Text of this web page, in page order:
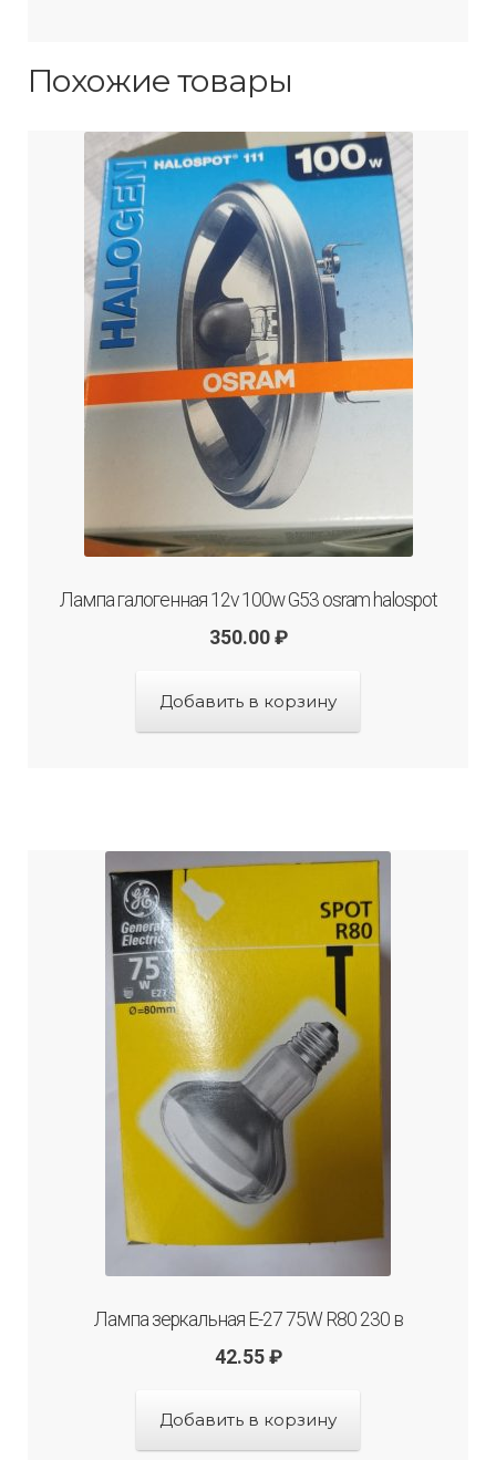
Похожие товары
Лампа галогенная 12v 100w G53 osram halospot
350.00 ₽
Добавить в корзину
Лампа зеркальная Е-27 75W R80 230 в
42.55 ₽
Добавить в корзину